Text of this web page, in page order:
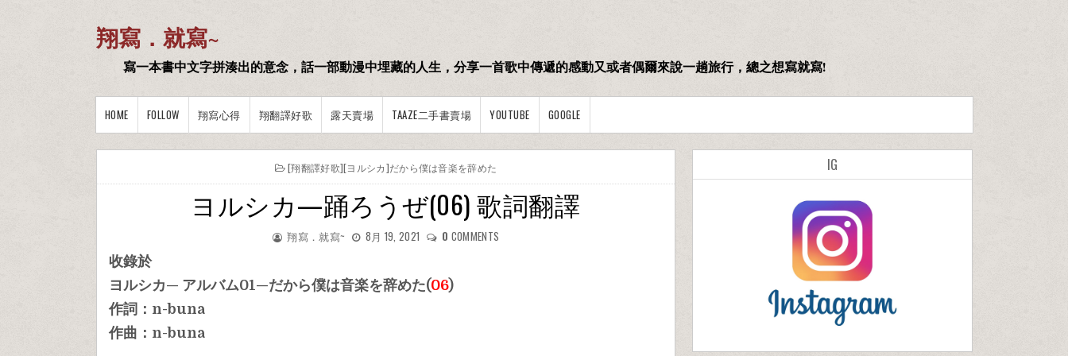
翔寫．就寫~
寫一本書中文字拼湊出的意念，話一部動漫中埋藏的人生，分享一首歌中傳遞的感動又或者偶爾來說一趟旅行，總之想寫就寫!
HOME FOLLOW 翔寫心得 翔翻譯好歌 露天賣場 TAAZE二手書賣場 YOUTUBE GOOGLE
[翔翻譯好歌][ヨルシカ]だから僕は音楽を辞めた
ヨルシカ—踊ろうぜ(06) 歌詞翻譯
翔寫．就寫~ 8月 19, 2021 0 COMMENTS
收錄於
ヨルシカ— アルバム01—だから僕は音楽を辞めた(06)
作詞：n-buna
作曲：n-buna
IG